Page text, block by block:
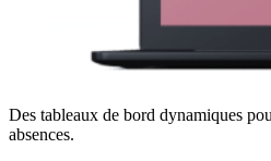
Des tableaux de bord dynamiques
absences.